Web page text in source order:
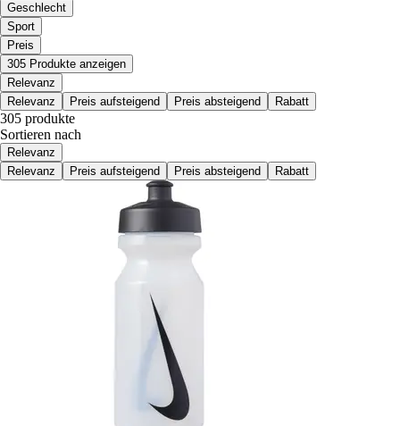
Geschlecht
Sport
Preis
305 Produkte anzeigen
Relevanz
Relevanz
Preis aufsteigend Preis absteigend Rabatt
305 produkte
Sortieren nach
Relevanz
Relevanz
Preis aufsteigend Preis absteigend Rabatt